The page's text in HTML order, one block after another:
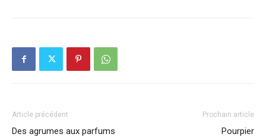
Article précédent
Des agrumes aux parfums
Prochain article
Pourpier